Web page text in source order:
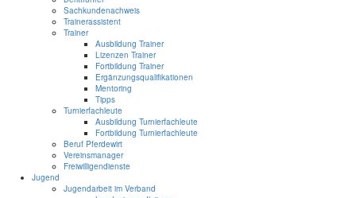
Sachkundenachweis
Trainerassistent
Trainer
Ausbildung Trainer
Lizenzen Trainer
Fortbildung Trainer
Ergänzungsqualifikationen
Mentoring
Tipps
Turnierfachleute
Ausbildung Turnierfachleute
Fortbildung Turnierfachleute
Beruf Pferdewirt
Vereinsmanager
Freiwilligendienste
Jugend
Jugendarbeit im Verband